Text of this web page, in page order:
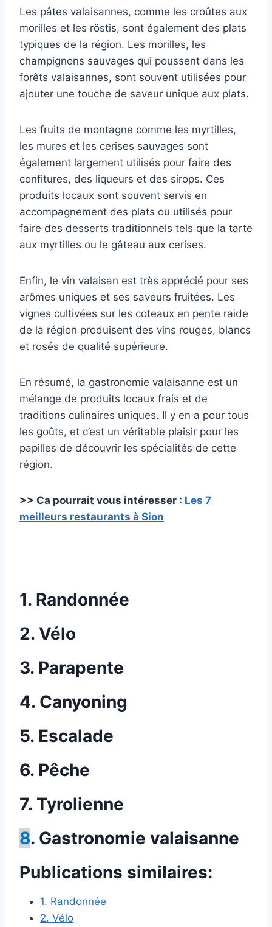
Les pâtes valaisannes, comme les croûtes aux
morilles et les röstis, sont également des plats
typiques de la région. Les morilles, les
champignons sauvages qui poussent dans les
forêts valaisannes, sont souvent utilisées pour
ajouter une touche de saveur unique aux plats.
Les fruits de montagne comme les myrtilles,
les mures et les cerises sauvages sont
également largement utilisés pour faire des
confitures, des liqueurs et des sirops. Ces
produits locaux sont souvent servis en
accompagnement des plats ou utilisés pour
faire des desserts traditionnels tels que la tarte
aux myrtilles ou le gâteau aux cerises.
Enfin, le vin valaisan est très apprécié pour ses
arômes uniques et ses saveurs fruitées. Les
vignes cultivées sur les coteaux en pente raide
de la région produisent des vins rouges, blancs
et rosés de qualité supérieure.
En résumé, la gastronomie valaisanne est un
mélange de produits locaux frais et de
traditions culinaires uniques. Il y en a pour tous
les goûts, et c’est un véritable plaisir pour les
papilles de découvrir les spécialités de cette
région.
>> Ca pourrait vous intéresser : Les 7
meilleurs restaurants à Sion
1. Randonnée
2. Vélo
3. Parapente
4. Canyoning
5. Escalade
6. Pêche
7. Tyrolienne
8. Gastronomie valaisanne
Publications similaires:
1. Randonnée
2. Vélo